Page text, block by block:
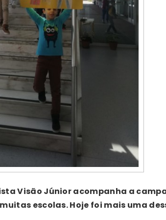
Visão Júnior acompanha a
escolas. Hoje foi mais uma